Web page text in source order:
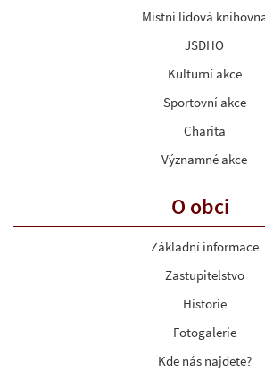
Místní lidová
JSDHO
Kulturní akce
Sportovní akce
Charita
Významné akce
O obci
Základní informace
Zastupitelstvo
Historie
Fotogalerie
Kde nás najdete?